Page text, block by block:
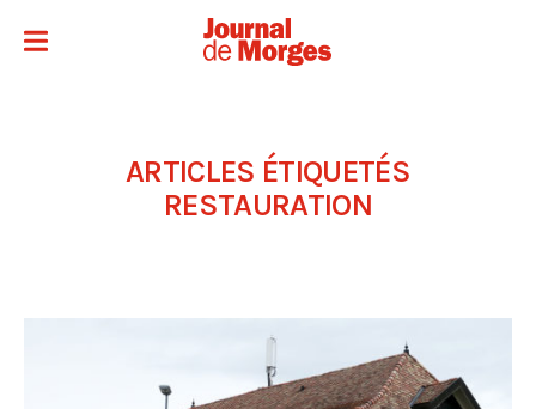
ARTICLES ÉTIQUETÉS
RESTAURATION